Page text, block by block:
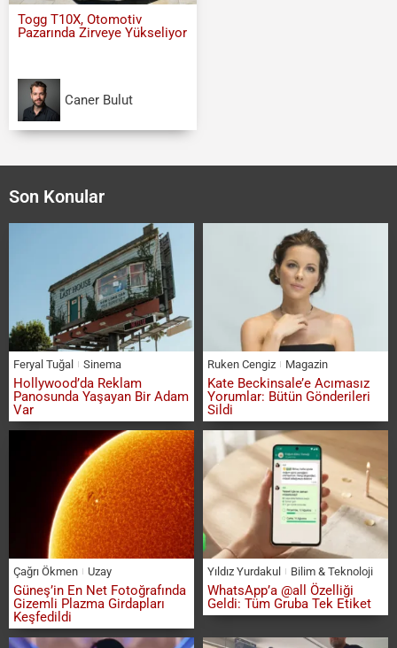
Togg T10X, Otomotiv
Pazarında Zirveye Yükseliyor
Caner Bulut
Son Konular
Feryal Tuğal Sinema
Hollywood’da Reklam
Panosunda Yaşayan Bir Adam
Var
Ruken Cengiz Magazin
Kate Beckinsale’e Acımasız
Yorumlar: Bütün Gönderileri
Sildi
Çağrı Ökmen Uzay
Güneş’in En Net Fotoğrafında
Gizemli Plazma Girdapları
Keşfedildi
Yıldız Yurdakul Bilim & Teknoloji
WhatsApp’a @all Özelliği
Geldi: Tüm Gruba Tek Etiket